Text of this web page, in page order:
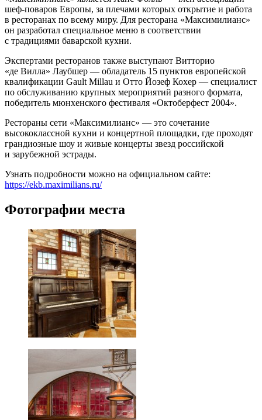
шеф-поваров Европы, за плечами которых открытие и работа
в ресторанах по всему миру. Для ресторана «Максимилианс»
он разработал специальное меню в соответствии
с традициями баварской кухни.
Экспертами ресторанов также выступают Витторио
«де Вилла» Лаубшер — обладатель 15 пунктов европейской
квалификации Gault Millau и Отто Йозеф Кохер — специалист
по обслуживанию крупных мероприятий разного формата,
победитель мюнхенского фестиваля «Октоберфест 2004».
Рестораны сети «Максимилианс» — это сочетание
высококлассной кухни и концертной площадки, где проходят
грандиозные шоу и живые концерты звезд российской
и зарубежной эстрады.
Узнать подробности можно на официальном сайте:
https://ekb.maximilians.ru/
Фотографии места